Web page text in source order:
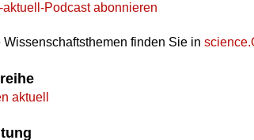
aktuell-Podcast abonnieren
Wissenschaftsthemen finden Sie in
aktuell